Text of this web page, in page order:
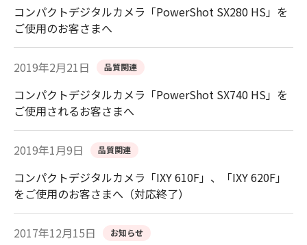
コンパクトデジタルカメラ「PowerShot SX280 HS」を
ご使用のお客さまへ
2019年2月21日 品質関連
コンパクトデジタルカメラ「PowerShot SX740 HS」を
ご使用されるお客さまへ
2019年1月9日 品質関連
コンパクトデジタルカメラ「IXY 610F」、「IXY 620F」
をご使用のお客さまへ（対応終了）
2017年12月15日 お知らせ